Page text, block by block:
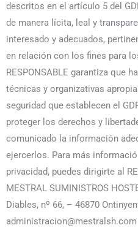
descritos en el artículo 5 del
de manera lícita, leal y
interesado y adecuados,
en relación con los fines para
RESPONSABLE garantiza que
técnicas y organizativas
seguridad que establecen el
proteger los derechos y
comunicado la información
ejercerlos. Para más
privacidad, puedes dirigirte al
MESTRAL SUMINISTROS
Diables, nº 66, – 46870
administracion@mestralsh.com